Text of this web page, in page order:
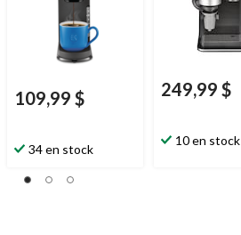
109,99 $
34 en stock
249,99 $
10 en stock